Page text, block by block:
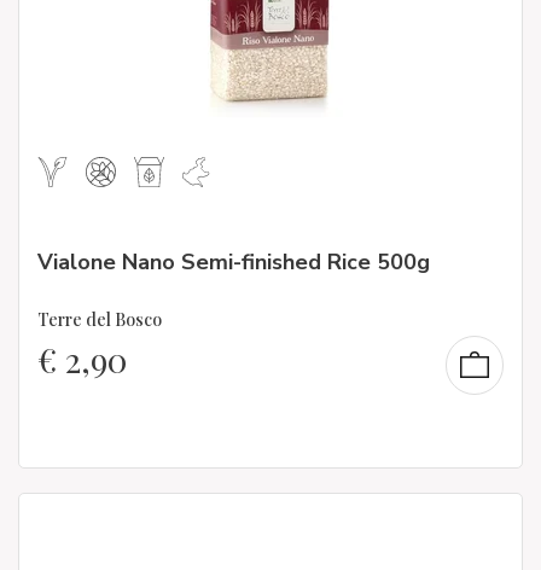
Vialone Nano Semi-finished Rice 500g
Terre del Bosco
€ 2,90